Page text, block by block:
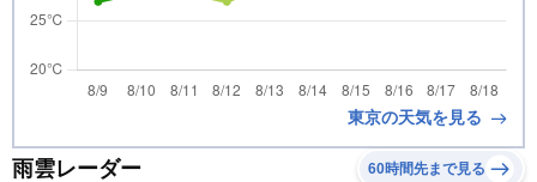
東京の天気を見る
雨雲レーダー 60時間先まで見る